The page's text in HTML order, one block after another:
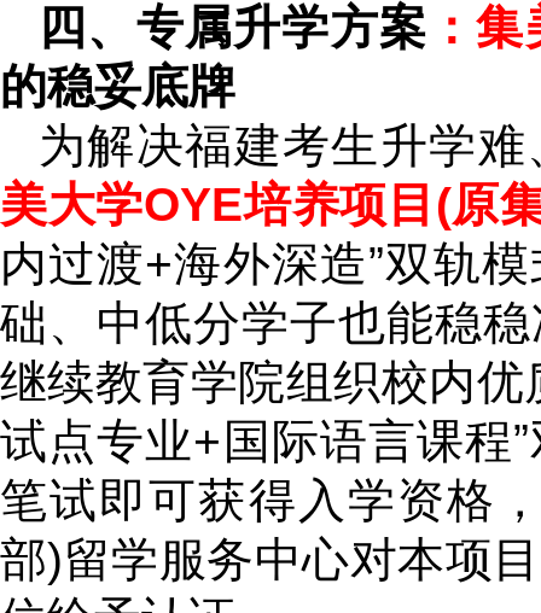
四、专属升学方案 ：
的稳妥底牌
为解决福建考生升学
美大学OYE培养项目(原
内过渡+海外深造”双轨
础、中低分学子也能稳
继续教育学院组织校内
试点专业+国际语言课程
笔试即可获得入学资格
部)留学服务中心对本项